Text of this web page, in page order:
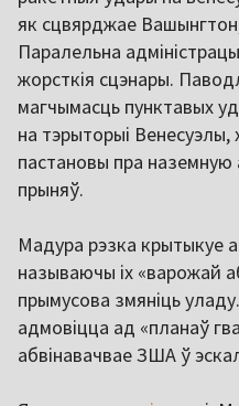
як сцвярджае
Паралельна
жорсткія сцэнары.
магчымасць пунктавых
на тэрыторыі Венесуэлы,
пастановы пра
прыняў.
Мадура рэзка крытыкуе
называючы іх «варожай
прымусова змяніць
адмовіцца ад «планаў
абвінавачвае ЗША ў